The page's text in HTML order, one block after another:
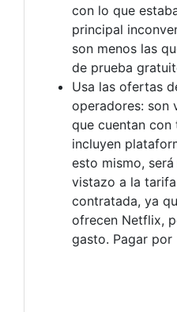
con lo que
principal
son menos las
de prueba
Usa las ofertas
operadores: son
que cuentan con
incluyen
esto mismo,
vistazo a la
contratada, ya
ofrecen Netflix,
gasto. Pagar por